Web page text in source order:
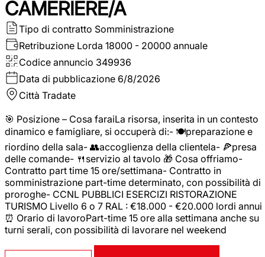
CAMERIERE/A
Tipo di contratto Somministrazione
Retribuzione Lorda 18000 - 20000 annuale
Codice annuncio 349936
Data di pubblicazione 6/8/2026
Città Tradate
🎯 Posizione – Cosa faraiLa risorsa, inserita in un contesto
dinamico e famigliare, si occuperà di:- 🍽️preparazione e
riordino della sala- 👥accoglienza della clientela- 🍕presa
delle comande- 🍴servizio al tavolo 🎁 Cosa offriamo-
Contratto part time 15 ore/settimana- Contratto in
somministrazione part-time determinato, con possibilità di
proroghe- CCNL PUBBLICI ESERCIZI RISTORAZIONE
TURISMO Livello 6 o 7 RAL : €18.000 - €20.000 lordi annui
⏰ Orario di lavoroPart-time 15 ore alla settimana anche su
turni serali, con possibilità di lavorare nel weekend